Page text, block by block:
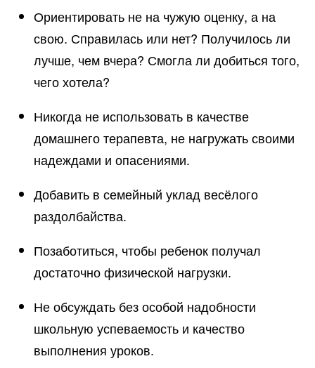
Ориентировать не на чужую оценку, а на
свою. Справилась или нет? Получилось ли
лучше, чем вчера? Смогла ли добиться того,
чего хотела?
Никогда не использовать в качестве
домашнего терапевта, не нагружать своими
надеждами и опасениями.
Добавить в семейный уклад весёлого
раздолбайства.
Позаботиться, чтобы ребенок получал
достаточно физической нагрузки.
Не обсуждать без особой надобности
школьную успеваемость и качество
выполнения уроков.